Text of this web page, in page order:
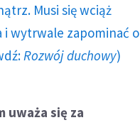
Musi się wciąż
i wytrwale zapominać o
Rozwój duchowy)
uważa się za